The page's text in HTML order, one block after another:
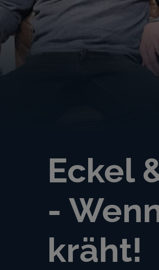
Eckel
-
kräht!